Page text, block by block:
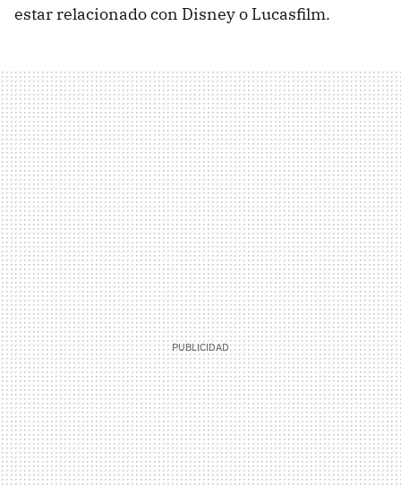
estar relacionado con Disney o Lucasfilm.